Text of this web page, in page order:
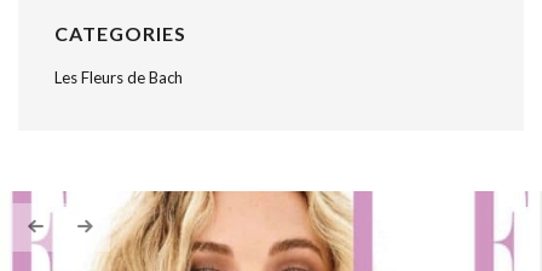
CATEGORIES
Les Fleurs de Bach